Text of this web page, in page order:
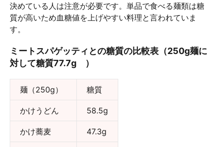
決めている人は注意が必要です。単品で食べる麺類は糖
質が高いため血糖値を上げやすい料理と言われていま
す。
ミートスパゲッティとの糖質の比較表（250g麺に
対して糖質77.7g ）
麺（250g） 糖質
かけうどん 58.5g
かけ蕎麦 47.3g